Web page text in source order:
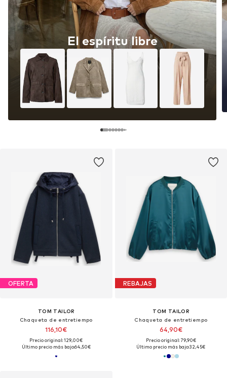
El espíritu libre
OFERTA
TOM TAILOR
Chaqueta de entretiempo
116,10€
Precio original: 129,00€
Último precio más bajo:64,50€
REBAJAS
TOM TAILOR
Chaqueta de entretiempo
64,90€
Precio original: 79,90€
Último precio más bajo:32,45€